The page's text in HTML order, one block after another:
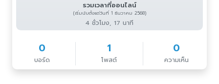
รวมเวลาที่ออนไลน์
(เริ่มนับตั้งแต่วันที่ 1 ธันวาคม 2568)
4 ชั่วโมง, 17 นาที
0
บอร์ด
1
โพสต์
0
ความเห็น